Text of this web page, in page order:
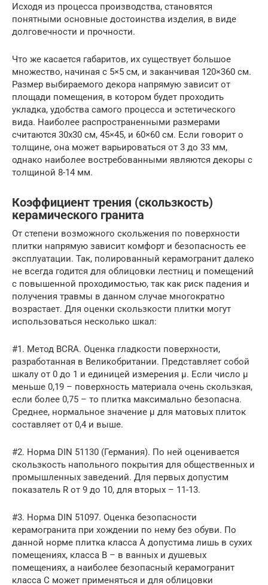
Исходя из процесса производства, становятся
понятными основные достоинства изделия, в виде
долговечности и прочности.
Что же касается габаритов, их существует большое
множество, начиная с 5×5 см, и заканчивая 120×360 см.
Размер выбираемого декора напрямую зависит от
площади помещения, в котором будет проходить
укладка, удобства самого процесса и эстетического
вида. Наиболее распространенными размерами
считаются 30х30 см, 45×45, и 60×60 см. Если говорит о
толщине, она может варьироваться от 3 до 33 мм,
однако наиболее востребованными являются декоры с
толщиной 8-14 мм.
Коэффициент трения (скользкость)
керамического гранита
От степени возможного скольжения по поверхности
плитки напрямую зависит комфорт и безопасность ее
эксплуатации. Так, полированный керамогранит далеко
не всегда годится для облицовки лестниц и помещений
с повышенной проходимостью, так как риск падения и
получения травмы в данном случае многократно
возрастает. Для оценки скользкости плитки могут
использоваться несколько шкал:
#1. Метод BCRA. Оценка гладкости поверхности,
разработанная в Великобритании. Представляет собой
шкалу от 0 до 1 и единицей измерения µ. Если число µ
меньше 0,19 – поверхность материала очень скользкая,
если более 0,75 – то плитка максимально безопасна.
Среднее, нормальное значение µ для матовых плиток
составляет от 0,4 и выше.
#2. Норма DIN 51130 (Германия). По ней оценивается
скользкость напольного покрытия для общественных и
промышленных заведений. Для первых допустим
показатель R от 9 до 10, для вторых – 11-13.
#3. Норма DIN 51097. Оценка безопасности
керамогранита при хождении по нему без обуви. По
данной норме плитка класса А допустима лишь в сухих
помещениях, класса В – в ванных и душевых
помещениях, а наиболее безопасный керамогранит
класса С может применяться и для облицовки